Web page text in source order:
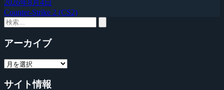
2026年8月4日
Counter-Strike 2 (CS2)
アーカイブ
サイト情報